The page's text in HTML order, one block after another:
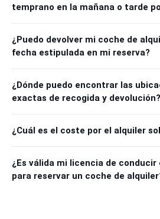
temprano en la mañana o tarde
¿Puedo devolver mi coche de
fecha estipulada en mi reserva?
¿Dónde puedo encontrar las
exactas de recogida y devolución?
¿Cuál es el coste por el alquiler
¿Es válida mi licencia de
para reservar un coche de